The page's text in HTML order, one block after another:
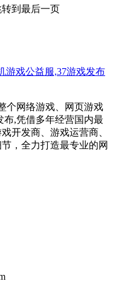
转到最后一页
个网络游戏、网页游戏
布,凭借多年经营国内最
开发商、游戏运营商、
，全力打造最专业的网